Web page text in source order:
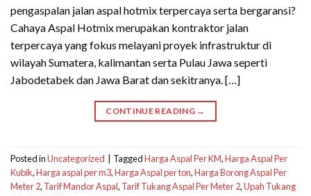
pengaspalan jalan aspal hotmix terpercaya serta bergaransi?
Cahaya Aspal Hotmix merupakan kontraktor jalan
terpercaya yang fokus melayani proyek infrastruktur di
wilayah Sumatera, kalimantan serta Pulau Jawa seperti
Jabodetabek dan Jawa Barat dan sekitranya. […]
CONTINUE READING →
Posted inUncategorized TaggedHarga Aspal Per KM,Harga Aspal Per
Kubik,Harga aspal per m3,Harga Aspal per ton,Harga Borong Aspal Per
Meter 2, Tarif Mandor Aspal, Tarif Tukang Aspal Per Meter 2,Upah Tukang